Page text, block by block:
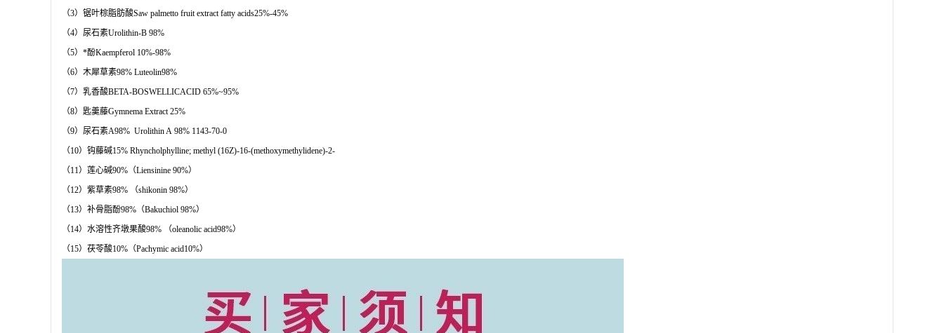
（3）锯叶棕脂肪酸Saw palmetto fruit extract fatty acids25%-45%
（4）尿石素Urolithin-B 98%
（5）*酚Kaempferol 10%-98%
（6）木犀草素98% Luteolin98%
（7）乳香酸BETA-BOSWELLICACID 65%~95%
（8）匙羹藤Gymnema Extract 25%
（9）尿石素A98% Urolithin A 98% 1143-70-0
（10）钩藤碱15% Rhyncholphylline; methyl (16Z)-16-(methoxymethylidene)-2-
（11）莲心碱90%（Liensinine 90%）
（12）紫草素98% （shikonin 98%）
（13）补骨脂酚98%（Bakuchiol 98%）
（14）水溶性齐墩果酸98% （oleanolic acid98%）
（15）茯苓酸10%（Pachymic acid10%）